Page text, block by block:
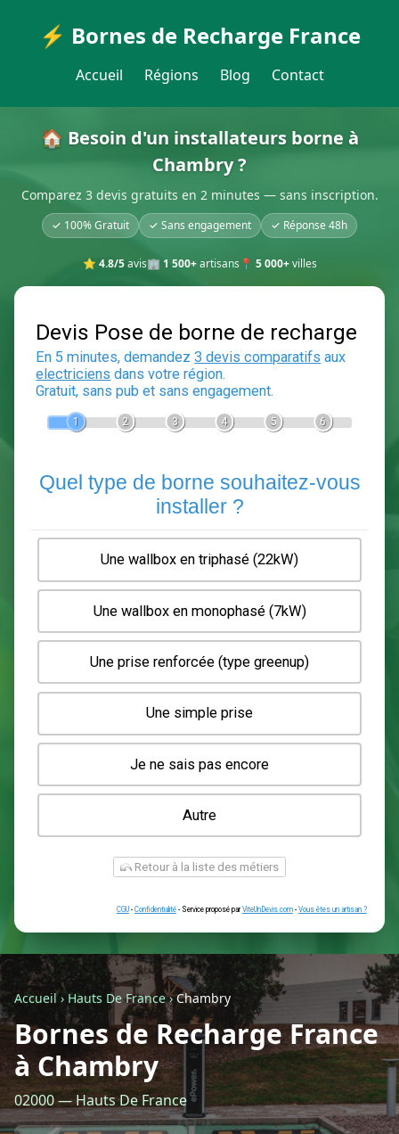
⚡ Bornes de Recharge France
Accueil Régions Blog Contact
🏠 Besoin d'un installateurs borne à
Chambry ?
Comparez 3 devis gratuits en 2 minutes — sans inscription.
✓ 100% Gratuit ✓ Sans engagement ✓ Réponse 48h
⭐ 4.8/5avis🏢 1 500+artisans 📍 5 000+villes
Devis Pose de borne de
En 5 minutes, demandez3 devis comparatifs
Gratuit, sans pub et sans engagement.
2 3 6
Quel type de borne souhaitez-
installer ?
Une wallbox en triphasé (22kW)
Une wallbox en monophasé (7kW)
Une prise renforcée (type greenup)
Une simple prise
Je ne sais pas encore
Autre
Retour à la liste des métiers
CGU-Confidentialité- Service proposé parViteUnDevis.com-Vous
Accueil› Hauts De France›Chambry
Bornes de Recharge France
à Chambry
02000 — Hauts De France